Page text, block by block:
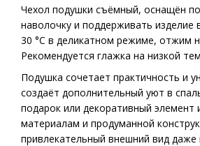
Чехол подушки съёмный, оснащён
наволочку и поддерживать изделие
30 °C в деликатном режиме, отжим
Рекомендуется глажка на низкой
Подушка сочетает практичность и
создаёт дополнительный уют в
подарок или декоративный элемент
материалам и продуманной
привлекательный внешний вид даже